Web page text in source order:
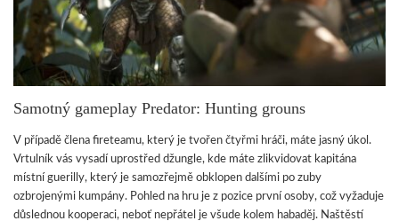
Samotný gameplay Predator: Hunting grouns
V případě člena fireteamu, který je tvořen čtyřmi hráči, máte jasný úkol.
Vrtulník vás vysadí uprostřed džungle, kde máte zlikvidovat kapitána
místní guerilly, který je samozřejmě obklopen dalšími po zuby
ozbrojenými kumpány. Pohled na hru je z pozice první osoby, což vyžaduje
důslednou kooperaci, neboť nepřátel je všude kolem habaděj. Naštěstí